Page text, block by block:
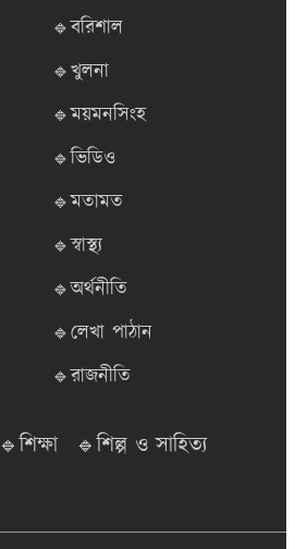
🔹বরিশাল
🔹খুলনা
🔹ময়মনসিংহ
🔹ভিডিও
🔹মতামত
🔹স্বাস্থ্য
🔹অর্থনীতি
🔹লেখা পাঠান
🔹রাজনীতি
🔹শিক্ষা
🔹শিল্প ও সাহিত্য